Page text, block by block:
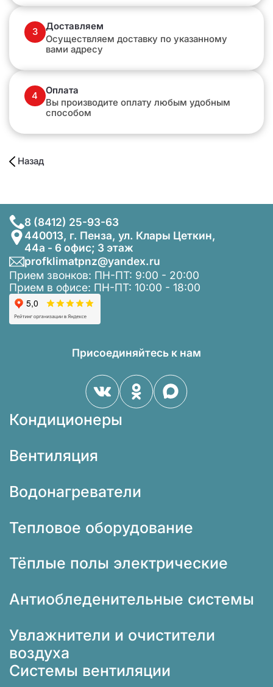
3
Доставляем
Осуществляем доставку по указанному
вами адресу
4
Оплата
Вы производите оплату любым удобным
способом
Назад
8 (8412) 25-93-63
440013, г. Пенза, ул. Клары Цеткин,
44а - 6 офис; 3 этаж
profklimatpnz@yandex.ru
Прием звонков: ПН-ПТ: 9:00 - 20:00
Прием в офисе: ПН-ПТ: 10:00 - 18:00
Присоединяйтесь к нам
Кондиционеры
Вентиляция
Водонагреватели
Тепловое оборудование
Тёплые полы электрические
Антиобледенительные системы
Увлажнители и очистители
воздуха
Системы вентиляции